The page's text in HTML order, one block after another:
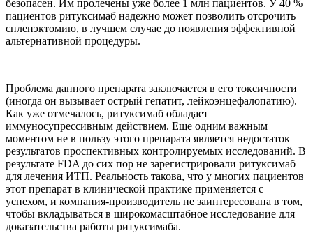
безопасен. Им пролечены уже более 1 млн пациентов. У 40 %
пациентов ритуксимаб надежно может позволить отсрочить
спленэктомию, в лучшем случае до появления эффективной
альтернативной процедуры.
Проблема данного препарата заключается в его токсичности
(иногда он вызывает острый гепатит, лейкоэнцефалопатию).
Как уже отмечалось, ритуксимаб обладает
иммуносупрессивным действием. Еще одним важным
моментом не в пользу этого препарата является недостаток
результатов проспективных контролируемых исследований. В
результате FDA до сих пор не зарегистрировали ритуксимаб
для лечения ИТП. Реальность такова, что у многих пациентов
этот препарат в клинической практике применяется с
успехом, и компания-производитель не заинтересована в том,
чтобы вкладываться в широкомасштабное исследование для
доказательства работы ритуксимаба.